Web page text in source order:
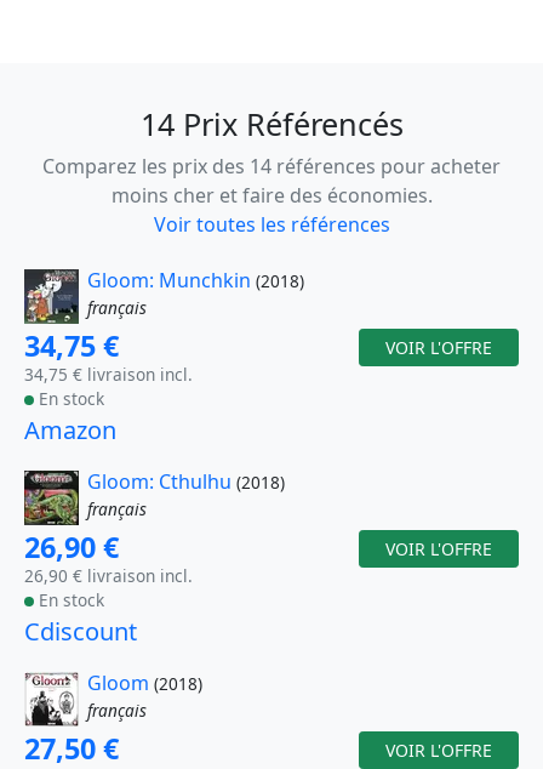
14 Prix Référencés
Comparez les prix des 14 références pour acheter
moins cher et faire des économies.
Voir toutes les références
Gloom: Munchkin (2018)
français
34,75 €
34,75 € livraison incl.
En stock
VOIR L'OFFRE
Amazon
Gloom: Cthulhu (2018)
français
26,90 €
26,90 € livraison incl.
En stock
VOIR L'OFFRE
Cdiscount
Gloom (2018)
français
27,50 € VOIR L'OFFRE